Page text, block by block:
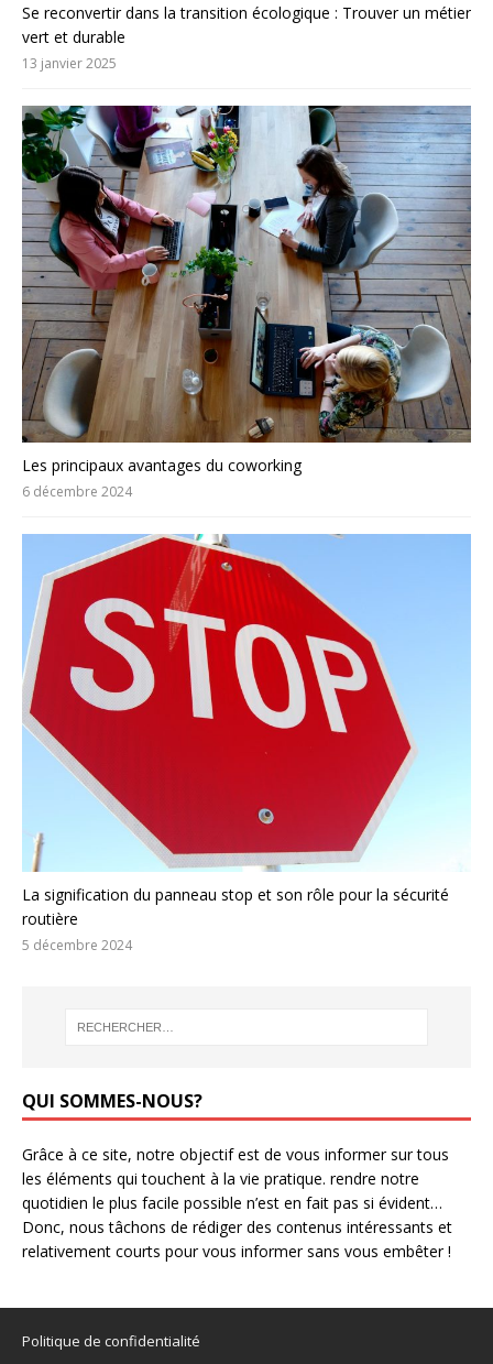
Se reconvertir dans la transition écologique : Trouver un métier
vert et durable
13 janvier 2025
Les principaux avantages du coworking
6 décembre 2024
La signification du panneau stop et son rôle pour la sécurité
routière
5 décembre 2024
QUI SOMMES-NOUS?
Grâce à ce site, notre objectif est de vous informer sur tous
les éléments qui touchent à la vie pratique. rendre notre
quotidien le plus facile possible n’est en fait pas si évident…
Donc, nous tâchons de rédiger des contenus intéressants et
relativement courts pour vous informer sans vous embêter !
Politique de confidentialité